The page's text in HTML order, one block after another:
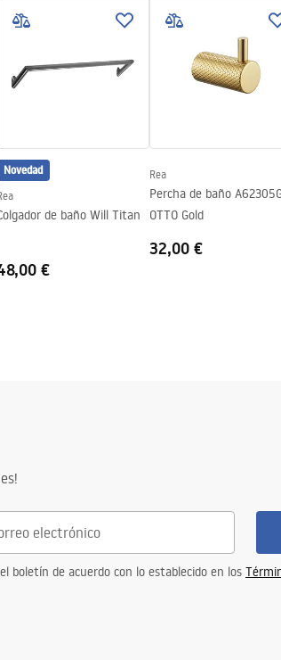
Novedad
de baño Will Titan
€
Rea
Percha de baño
OTTO Gold
32,00 €
boletín de acuerdo con lo establecido en los